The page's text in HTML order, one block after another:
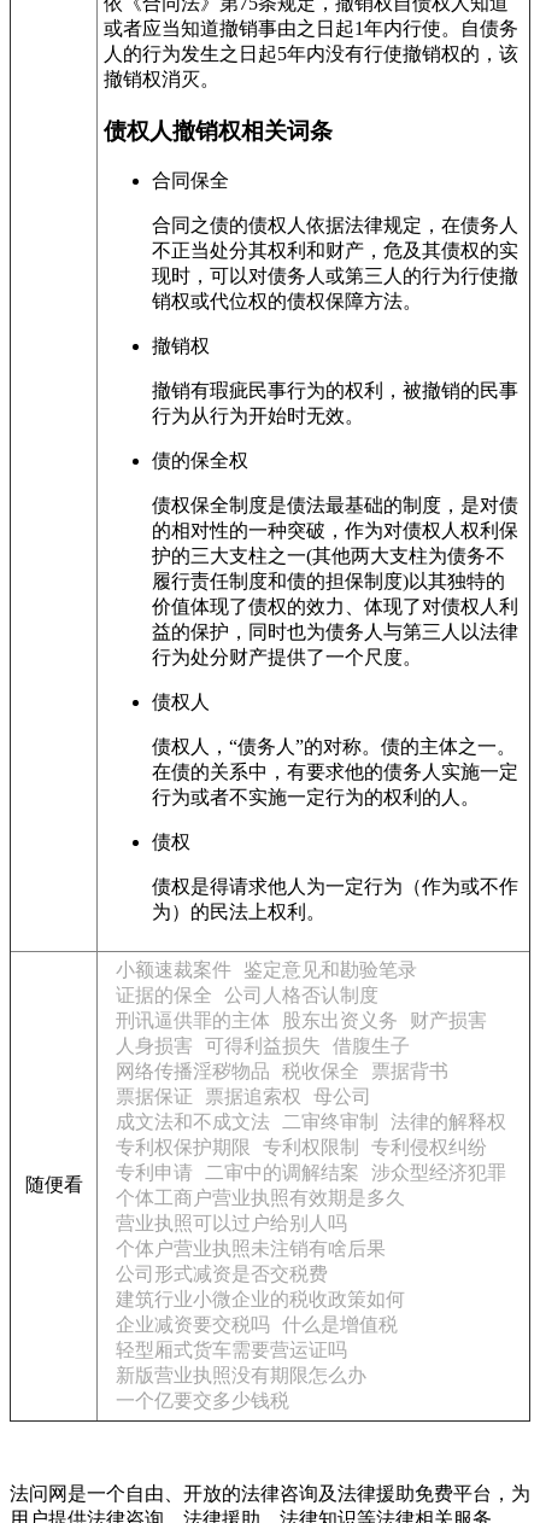
或者应当知道撤销事由之日起1年内行使。自债务
人的行为发生之日起5年内没有行使撤销权的，该
撤销权消灭。
债权人撤销权相关词条
合同保全
合同之债的债权人依据法律规定，在债务人
不正当处分其权利和财产，危及其债权的实
现时，可以对债务人或第三人的行为行使撤
销权或代位权的债权保障方法。
撤销权
撤销有瑕疵民事行为的权利，被撤销的民事
行为从行为开始时无效。
债的保全权
债权保全制度是债法最基础的制度，是对债
的相对性的一种突破，作为对债权人权利保
护的三大支柱之一(其他两大支柱为债务不
履行责任制度和债的担保制度)以其独特的
价值体现了债权的效力、体现了对债权人利
益的保护，同时也为债务人与第三人以法律
行为处分财产提供了一个尺度。
债权人
债权人，“债务人”的对称。债的主体之一。
在债的关系中，有要求他的债务人实施一定
行为或者不实施一定行为的权利的人。
债权
债权是得请求他人为一定行为（作为或不作
为）的民法上权利。
随便看
小额速裁案件 鉴定意见和勘验笔录
证据的保全
公司人格否认制度
刑讯逼供罪的主体
股东出资义务
财产损害
人身损害
可得利益损失
借腹生子
网络传播淫秽物品
税收保全
票据背书
票据保证
票据追索权
母公司
成文法和不成文法
二审终审制
法律的解释权
专利权保护期限
专利权限制
专利侵权纠纷
专利申请
二审中的调解结案
涉众型经济犯罪
个体工商户营业执照有效期是多久
营业执照可以过户给别人吗
个体户营业执照未注销有啥后果
公司形式减资是否交税费
建筑行业小微企业的税收政策如何
企业减资要交税吗 什么是增值税
轻型厢式货车需要营运证吗
新版营业执照没有期限怎么办
一个亿要交多少钱税
法问网是一个自由、开放的法律咨询及法律援助免费平台，为
用户提供法律咨询、法律援助、法律知识等法律相关服务。